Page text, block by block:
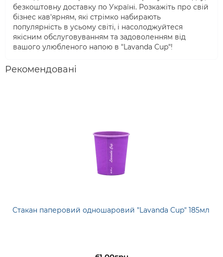
безкоштовну доставку по Україні. Розкажіть про свій
бізнес кав'ярням, які стрімко набирають
популярність в усьому світі, і насолоджуйтеся
якісним обслуговуванням та задоволенням від
вашого улюбленого напою в "Lavanda Cup"!
Рекомендовані
Стакан паперовий одношаровий "Lavanda Cup" 185мл